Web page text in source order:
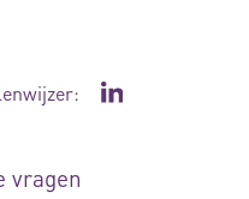
Ga naar de
vragen